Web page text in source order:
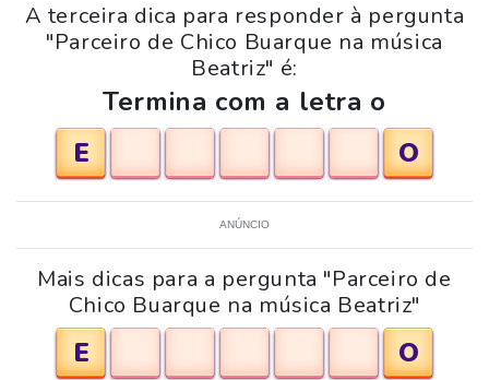
A terceira dica para responder à pergunta
"Parceiro de Chico Buarque na música
Beatriz" é:
Termina com a letra o
E
O
ANÚNCIO
Mais dicas para a pergunta "Parceiro de
Chico Buarque na música Beatriz"
E O